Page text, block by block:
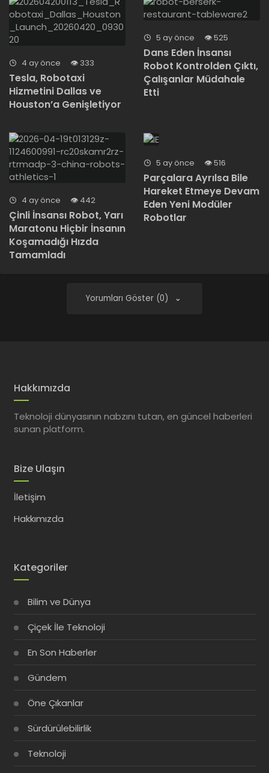
4 ay önce 333
Tesla, Robotaxi
Hizmetini Dallas ve
Houston’a Genişletiyor
5 ay önce 525
Dans Eden İnsansı
Robot Kontrolden Çıktı,
Çalışanlar Müdahale
Etti
4 ay önce 442
Çinli İnsansı Robot, Yarı
Maratonu Hiçbir İnsanın
Koşamadığı Hızda
Tamamladı
5 ay önce 516
Parçalara Ayrılsa Bile
Hareket Etmeye Devam
Eden Yeni Modüler
Robotlar
Yorumları Göster (0)
Hakkımızda
Teknoloji dünyasının nabzını tutan, en güncel haberleri
sunan platform.
Bize Ulaşın
İletişim
Hakkımızda
Kategoriler
Bilim ve Dünya
Çiçek İle Teknoloji
En Son Haberler
Gündem
Öne Çıkanlar
Sürdürülebilirlik
Teknoloji